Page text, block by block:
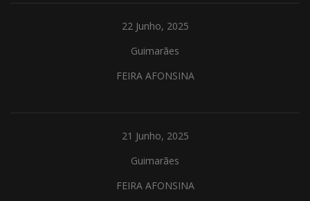
22 Junho, 2025
Guimarães
FEIRA AFONSINA
21 Junho, 2025
Guimarães
FEIRA AFONSINA